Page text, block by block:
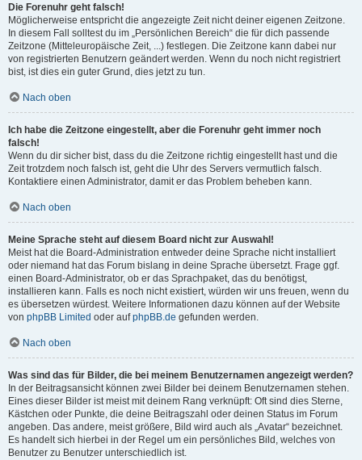
Die Forenuhr geht falsch!
Möglicherweise entspricht die angezeigte Zeit nicht deiner eigenen Zeitzone.
In diesem Fall solltest du im „Persönlichen Bereich“ die für dich passende
Zeitzone (Mitteleuropäische Zeit, ...) festlegen. Die Zeitzone kann dabei nur
von registrierten Benutzern geändert werden. Wenn du noch nicht registriert
bist, ist dies ein guter Grund, dies jetzt zu tun.
Nach oben
Ich habe die Zeitzone eingestellt, aber die Forenuhr geht immer noch
falsch!
Wenn du dir sicher bist, dass du die Zeitzone richtig eingestellt hast und die
Zeit trotzdem noch falsch ist, geht die Uhr des Servers vermutlich falsch.
Kontaktiere einen Administrator, damit er das Problem beheben kann.
Nach oben
Meine Sprache steht auf diesem Board nicht zur Auswahl!
Meist hat die Board-Administration entweder deine Sprache nicht installiert
oder niemand hat das Forum bislang in deine Sprache übersetzt. Frage ggf.
einen Board-Administrator, ob er das Sprachpaket, das du benötigst,
installieren kann. Falls es noch nicht existiert, würden wir uns freuen, wenn du
es übersetzen würdest. Weitere Informationen dazu können auf der Website
von phpBB Limited oder aufphpBB.de gefunden werden.
Nach oben
Was sind das für Bilder, die bei meinem Benutzernamen angezeigt werden?
In der Beitragsansicht können zwei Bilder bei deinem Benutzernamen stehen.
Eines dieser Bilder ist meist mit deinem Rang verknüpft: Oft sind dies Sterne,
Kästchen oder Punkte, die deine Beitragszahl oder deinen Status im Forum
angeben. Das andere, meist größere, Bild wird auch als „Avatar“ bezeichnet.
Es handelt sich hierbei in der Regel um ein persönliches Bild, welches von
Benutzer zu Benutzer unterschiedlich ist.